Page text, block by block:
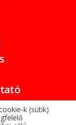
k (sütik)